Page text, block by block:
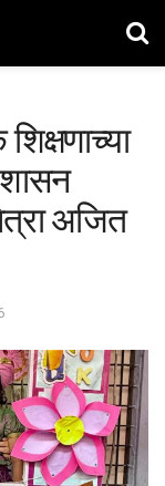
अजित